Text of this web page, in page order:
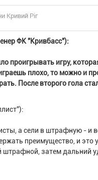
Кривий Ріг
ФК "Кривбасс"):
проигрывать игру,
плохо, то можно и
После второго гола
а сели в штрафную - и
преимущество, и
затем дальний